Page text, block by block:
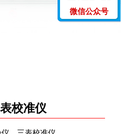
校准仪
微信公众号